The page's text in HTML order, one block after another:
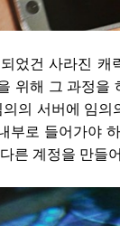
었건 사라진 캐
위해 그 과정을
의의 서버에 임의
부로 들어가야
른 계정을 만들